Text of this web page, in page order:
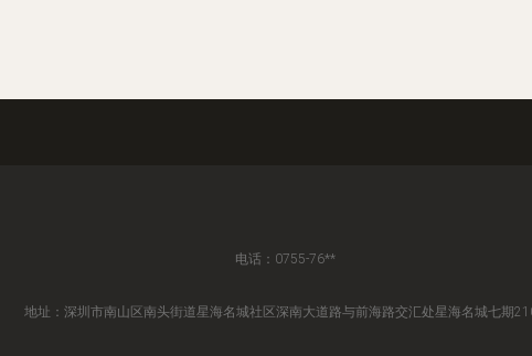
电话：0755-76**
地址：深圳市南山区南头街道星海名城社区深南大道路与前海路交汇处星海名城七期